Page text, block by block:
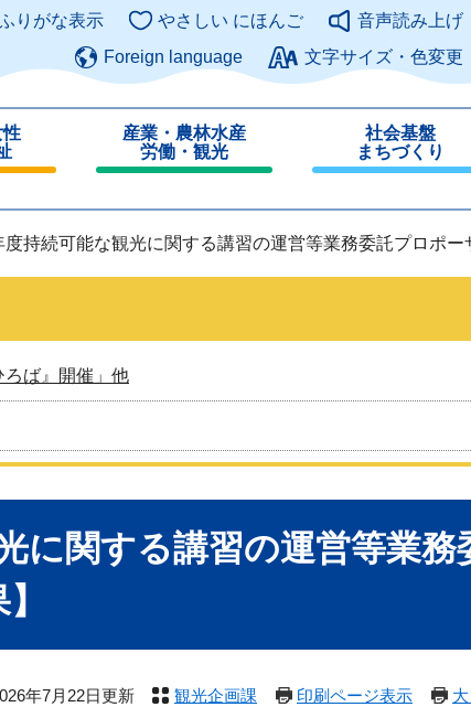
このページの本文へ
りがな表示 やさしい にほんご
音声読み上げ
Foreign language
文字サイズ・色変更
性
産業・農林水産
労働・観光
じ
る
社会基盤
まちづくり
じ
る
度持続可能な観光に関する講習の運営等業務委託プロポー
ば』開催」他
に関する講習の運営等業務
年7月22日更新 観光企画課 印刷ページ表示